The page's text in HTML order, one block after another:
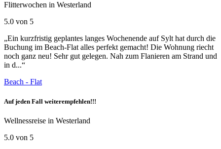
Flitterwochen in Westerland
5.0 von 5
„Ein kurzfristig geplantes langes Wochenende auf Sylt hat durch die
Buchung im Beach-Flat alles perfekt gemacht! Die Wohnung riecht
noch ganz neu! Sehr gut gelegen. Nah zum Flanieren am Strand und
in d...“
Beach - Flat
Auf jeden Fall weiterempfehlen!!!
Wellnessreise in Westerland
5.0 von 5